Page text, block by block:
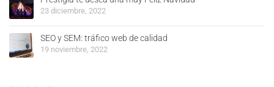
23 diciembre, 2022
SEO y SEM: tráfico web de calidad
19 noviembre, 2022